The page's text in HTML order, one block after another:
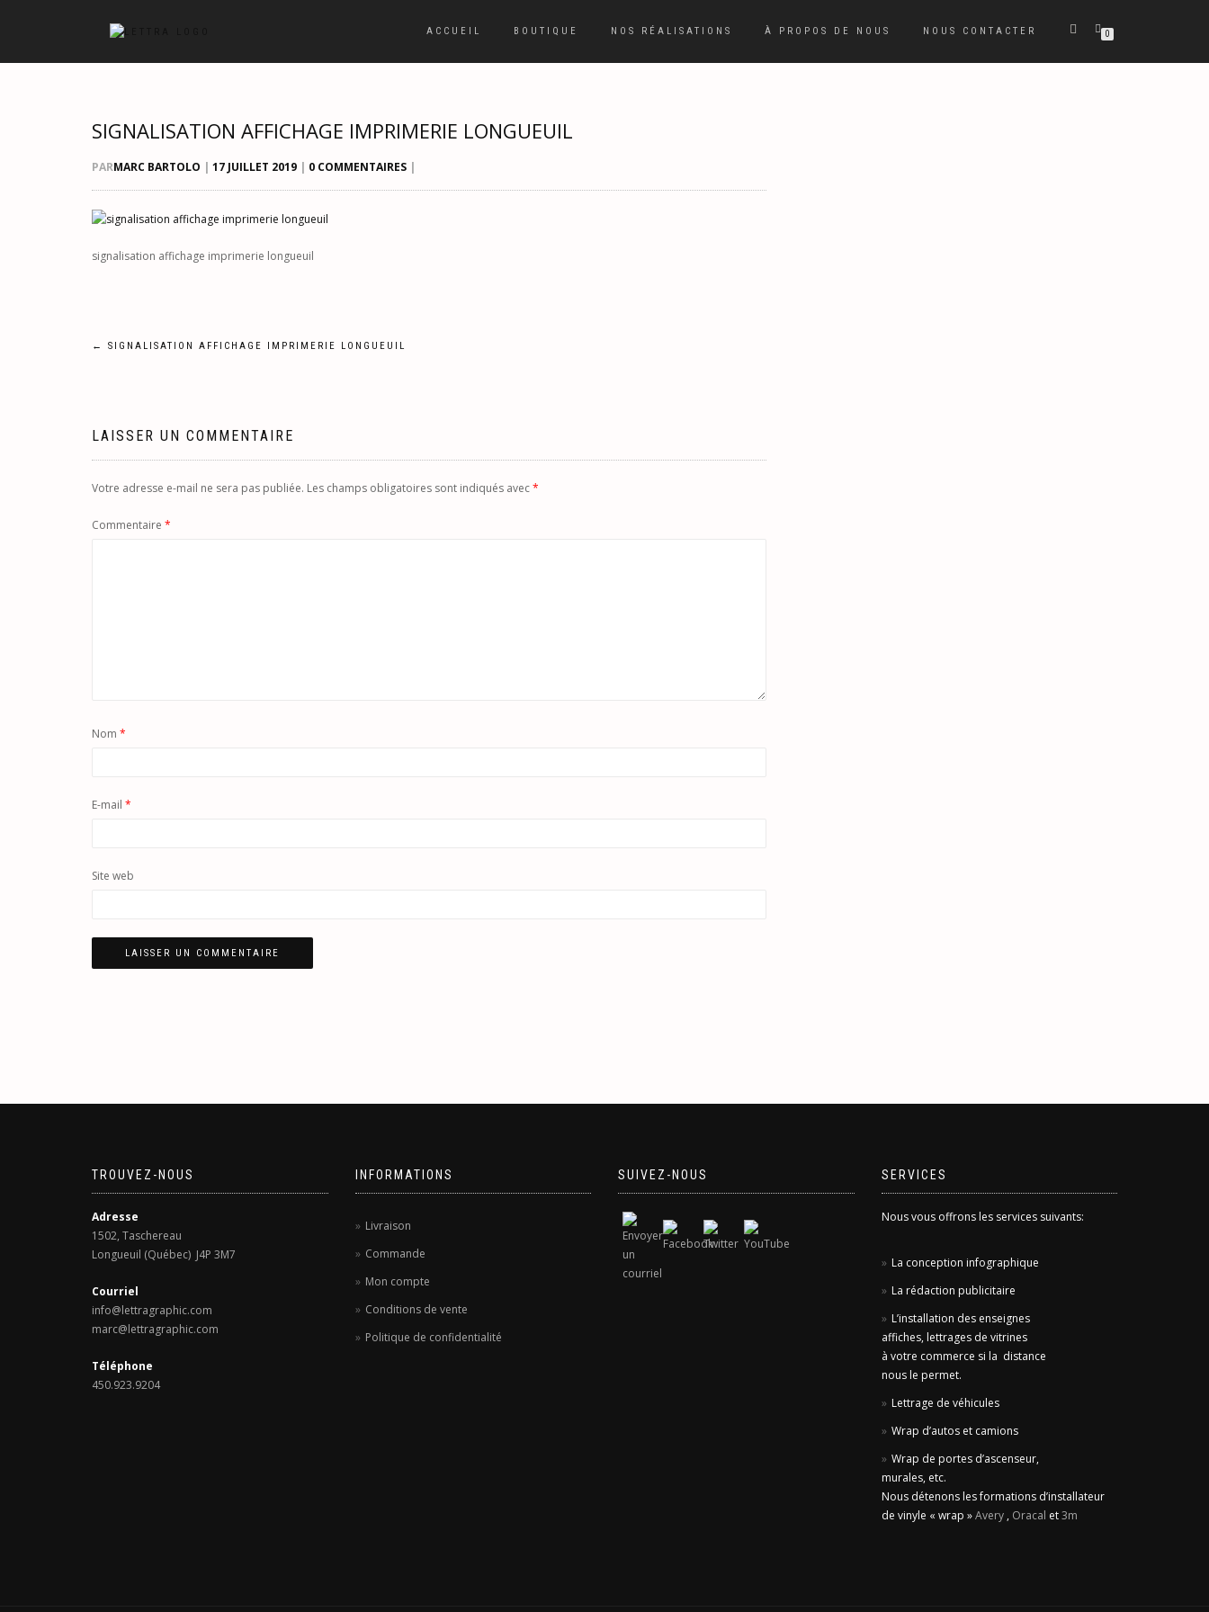
ACCUEIL BOUTIQUE NOS RÉALISATIONS À PROPOS DE NOUS NOUS CONTACTER 0
SIGNALISATION AFFICHAGE IMPRIMERIE LONGUEUIL
PARMARC BARTOLO | 17 JUILLET 2019 | 0 COMMENTAIRES |
signalisation affichage imprimerie longueuil
Navigation
l’article
← SIGNALISATION AFFICHAGE IMPRIMERIE LONGUEUIL
LAISSER UN COMMENTAIRE
Votre adresse e-mail ne sera pas publiée. Les champs obligatoires sont indiqués avec*
Commentaire *
Nom *
E-mail *
Site web
TROUVEZ-NOUS
Adresse
1502, Taschereau
Longueuil (Québec) J4P 3M7
Courriel
info@lettragraphic.com
marc@lettragraphic.com
Téléphone
450.923.9204
INFORMATIONS
Livraison
Commande
Mon compte
Conditions de vente
Politique de confidentialité
SUIVEZ-NOUS SERVICES
Nous vous offrons les services suivants:
La conception infographique
La rédaction publicitaire
L’installation des enseignes
affiches, lettrages de vitrines
à votre commerce si la distance
nous le permet.
Lettrage de véhicules
Wrap d’autos et camions
Wrap de portes d’ascenseur,
murales, etc.
Nous détenons les formations d’installateur
de vinyle « wrap »Avery, Oracal et3m